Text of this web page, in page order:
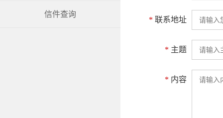
信件查询
* 联系地址
* 主题
* 内容